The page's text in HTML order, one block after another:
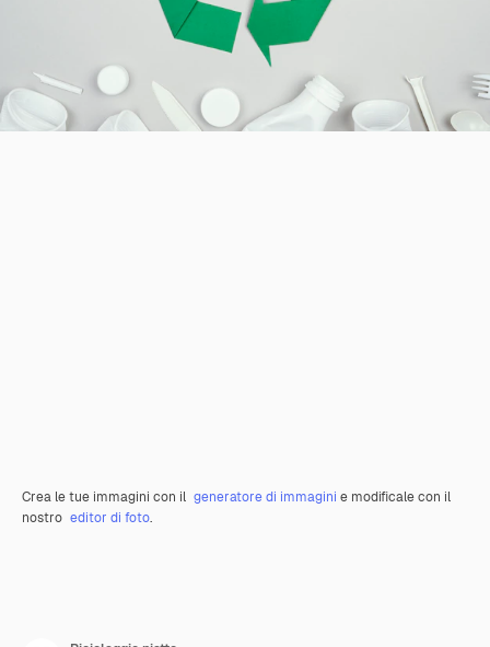
Crea le tue immagini con il generatore di immagini e modificale con il
nostro editor di foto.